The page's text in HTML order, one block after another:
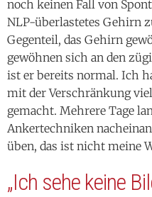
noch keinen Fall von
NLP-überlastetes Gehirn
Gegenteil, das Gehirn
gewöhnen sich an den
ist er bereits normal. Ich
mit der Verschränkung
gemacht. Mehrere Tage
Ankertechniken
üben, das ist nicht meine
„Ich sehe keine